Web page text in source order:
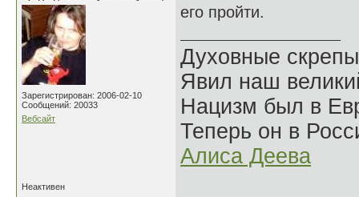
Зарегистрирован: 2006-02-10
Сообщений: 20033
Вебсайт
его пройти.
Духовные
Явил наш
Нацизм был в
Теперь он в
Алиса Деева
Неактивен